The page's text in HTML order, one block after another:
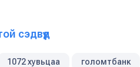
сэдвүүд
1072 хувьцаа голомтбанк